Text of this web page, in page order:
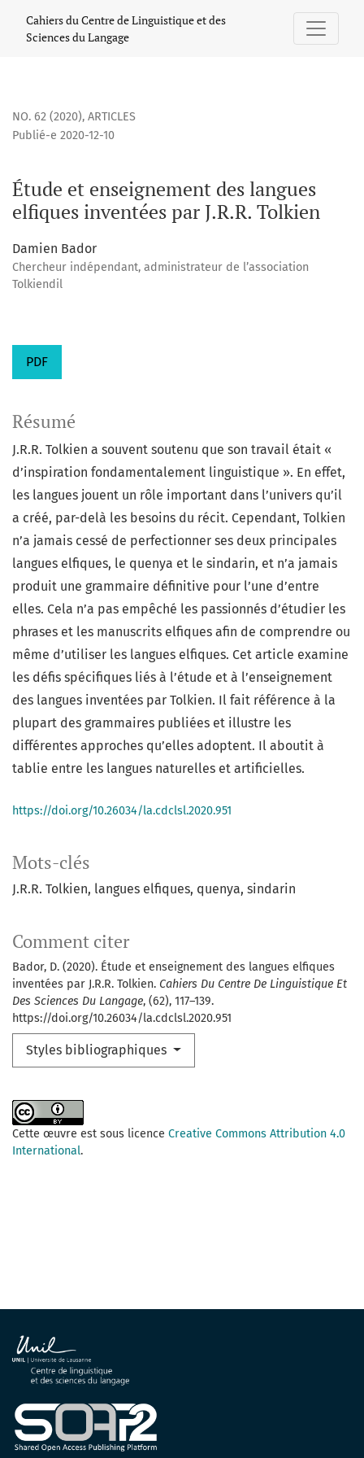
Étude et enseignement des langues elfiques inventées par
Cahiers du Centre de Linguistique et des
Sciences du Langage
NO. 62 (2020), ARTICLES
Étude et enseignement des langues
elfiques inventées par J.R.R. Tolkien
Publié-e 2020-12-10
Damien Bador
Chercheur indépendant, administrateur de l’association
Tolkiendil
PDF
Mots-clés
J.R.R. Tolkien, langues elfiques, quenya, sindarin
Comment citer
Bador, D. (2020). Étude et enseignement des langues elfiques
inventées par J.R.R. Tolkien. Cahiers Du Centre De Linguistique Et
Des Sciences Du Langage, (62), 117–139.
https://doi.org/10.26034/la.cdclsl.2020.951
Styles bibliographiques
Résumé
J.R.R. Tolkien a souvent soutenu que son travail était «
d’inspiration fondamentalement linguistique ». En effet,
les langues jouent un rôle important dans l’univers qu’il
a créé, par-delà les besoins du récit. Cependant, Tolkien
n’a jamais cessé de perfectionner ses deux principales
langues elfiques, le quenya et le sindarin, et n’a jamais
produit une grammaire définitive pour l’une d’entre
elles. Cela n’a pas empêché les passionnés d’étudier les
phrases et les manuscrits elfiques afin de comprendre ou
même d’utiliser les langues elfiques. Cet article examine
les défis spécifiques liés à l’étude et à l’enseignement
des langues inventées par Tolkien. Il fait référence à la
plupart des grammaires publiées et illustre les
différentes approches qu’elles adoptent. Il aboutit à
tablie entre les langues naturelles et artificielles.
https://doi.org/10.26034/la.cdclsl.2020.951
Cette œuvre est sous licence Creative Commons Attribution 4.0
International.